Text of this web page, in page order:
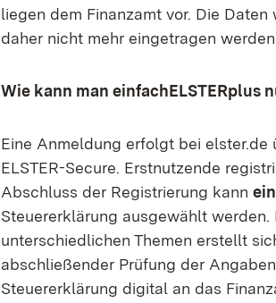
liegen dem Finanzamt vor. Die
daher nicht mehr eingetragen
Wie kann man einfachELSTERplus
Eine Anmeldung erfolgt bei elster.de
ELSTER-Secure. Erstnutzende
Abschluss der Registrierung kann
Steuererklärung ausgewählt
unterschiedlichen Themen erstellt
abschließender Prüfung der
Steuererklärung digital an das